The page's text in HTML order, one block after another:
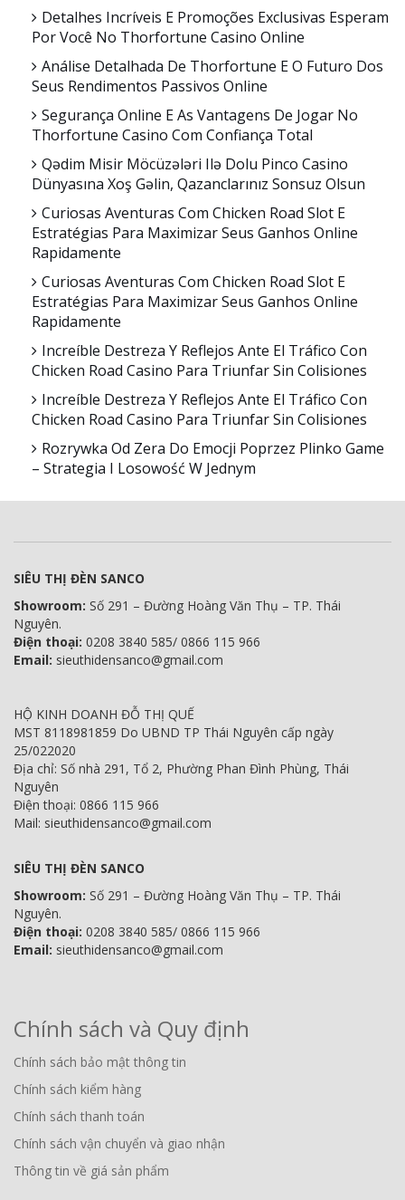
Detalhes Incríveis E Promoções Exclusivas Esperam
Por Você No Thorfortune Casino Online
Análise Detalhada De Thorfortune E O Futuro Dos
Seus Rendimentos Passivos Online
Segurança Online E As Vantagens De Jogar No
Thorfortune Casino Com Confiança Total
Qədim Misir Möcüzələri Ilə Dolu Pinco Casino
Dünyasına Xoş Gəlin, Qazanclarınız Sonsuz Olsun
Curiosas Aventuras Com Chicken Road Slot E
Estratégias Para Maximizar Seus Ganhos Online
Rapidamente
Curiosas Aventuras Com Chicken Road Slot E
Estratégias Para Maximizar Seus Ganhos Online
Rapidamente
Increíble Destreza Y Reflejos Ante El Tráfico Con
Chicken Road Casino Para Triunfar Sin Colisiones
Increíble Destreza Y Reflejos Ante El Tráfico Con
Chicken Road Casino Para Triunfar Sin Colisiones
Rozrywka Od Zera Do Emocji Poprzez Plinko Game
– Strategia I Losowość W Jednym
SIÊU THỊ ĐÈN SANCO
Showroom: Số 291 – Đường Hoàng Văn Thụ – TP. Thái
Nguyên.
Điện thoại: 0208 3840 585/ 0866 115 966
Email: sieuthidensanco@gmail.com
HỘ KINH DOANH ĐỖ THỊ QUẾ
MST 8118981859 Do UBND TP Thái Nguyên cấp ngày
25/022020
Địa chỉ: Số nhà 291, Tổ 2, Phường Phan Đình Phùng, Thái
Nguyên
Điện thoại: 0866 115 966
Mail: sieuthidensanco@gmail.com
SIÊU THỊ ĐÈN SANCO
Showroom: Số 291 – Đường Hoàng Văn Thụ – TP. Thái
Nguyên.
Điện thoại: 0208 3840 585/ 0866 115 966
Email: sieuthidensanco@gmail.com
Chính sách và Quy định
Chính sách bảo mật thông tin
Chính sách kiểm hàng
Chính sách thanh toán
Chính sách vận chuyển và giao nhận
Thông tin về giá sản phẩm